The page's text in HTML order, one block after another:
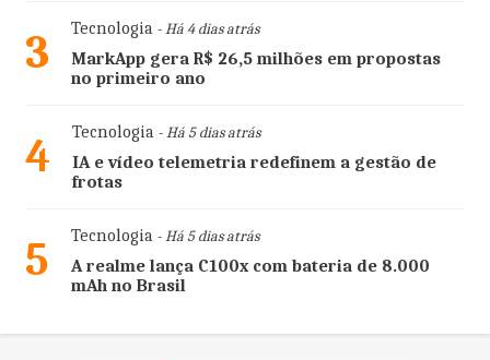
3 Tecnologia- Há 4 dias atrás
MarkApp gera R$ 26,5 milhões em propostas
no primeiro ano
4 Tecnologia- Há 5 dias atrás
IA e vídeo telemetria redefinem a gestão de
frotas
5 Tecnologia- Há 5 dias atrás
A realme lança C100x com bateria de 8.000
mAh no Brasil